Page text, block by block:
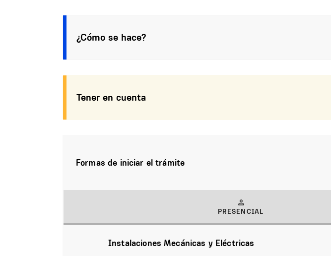
¿Cómo se hace?
Tener en cuenta
Formas de iniciar el trámite
PRESENCIAL
Instalaciones Mecánicas y Eléctricas